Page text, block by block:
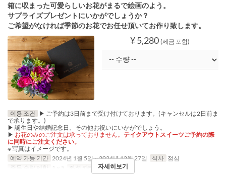
箱に収まった可愛らしいお花がまるで絵画のよう。
サプライズプレゼントにいかがでしょうか？
ご希望がなければ季節のお花でお任せ頂いてお作り致します。
¥ 5,280 (세금 포함)
이용 조건
▶ ご予約は3日前まで受け付けております。(キャンセルは2日前ま
で承ります。)
▶ 誕生日や結婚記念日、その他お祝いにいかがでしょう。
▶ お花のみのご注文は承っておりません。 テイクアウトスイーツご予約の際
に同時にご注文ください。
※ 写真はイメージです。
예약 가능 기간 2024년 1월 5일 ~ 2024년 12월 27일 식사 점심
주문 수량 제한
1 ~ 5 좌석 카테고리 Pickup
자세히보기